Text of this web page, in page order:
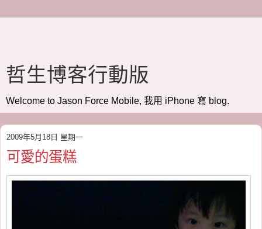
哲生博客行動版
Welcome to Jason Force Mobile, 我用 iPhone 寫 blog.
2009年5月18日 星期一
可愛的蛋糕